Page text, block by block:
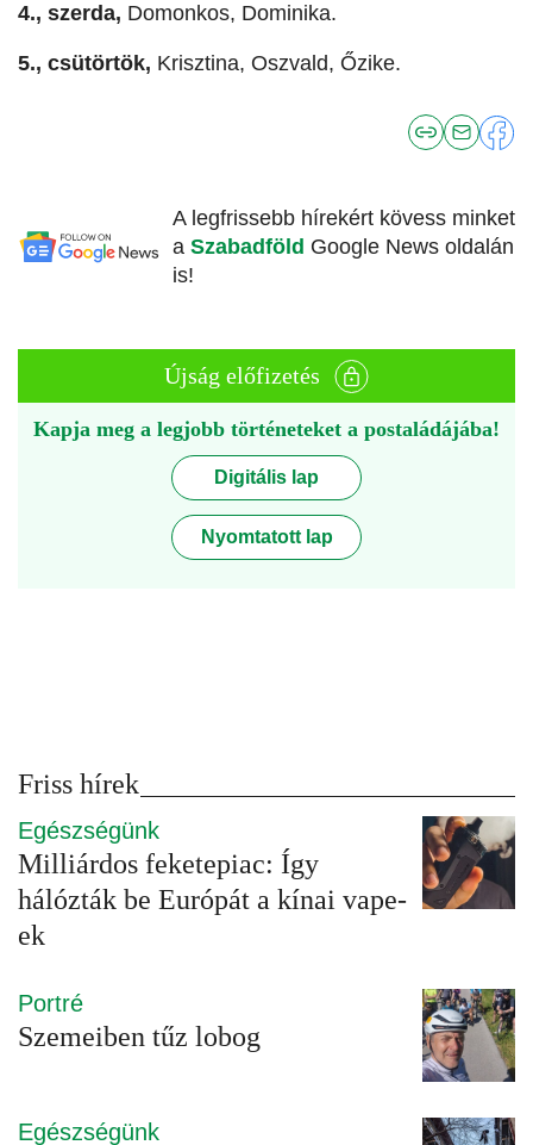
4., szerda, Domonkos, Dominika.
5., csütörtök, Krisztina, Oszvald, Őzike.
A legfrissebb hírekért kövess minket
a Szabadföld Google News oldalán
is!
Újság előfizetés
Kapja meg a legjobb történeteket a postaládájába!
Digitális lap
Nyomtatott lap
Friss hírek
Egészségünk
Milliárdos feketepiac: Így
hálózták be Európát a kínai vape-
ek
Portré
Szemeiben tűz lobog
Egészségünk